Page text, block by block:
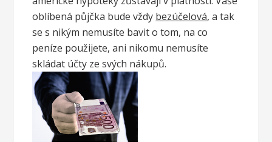
oblíbená půjčka bude vždy bezúčelová, a tak
se s nikým nemusíte bavit o tom, na co
peníze použijete, ani nikomu nemusíte
skládat účty ze svých nákupů.